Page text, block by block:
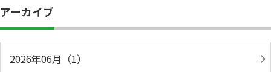
アーカイブ
2026年06月（1）